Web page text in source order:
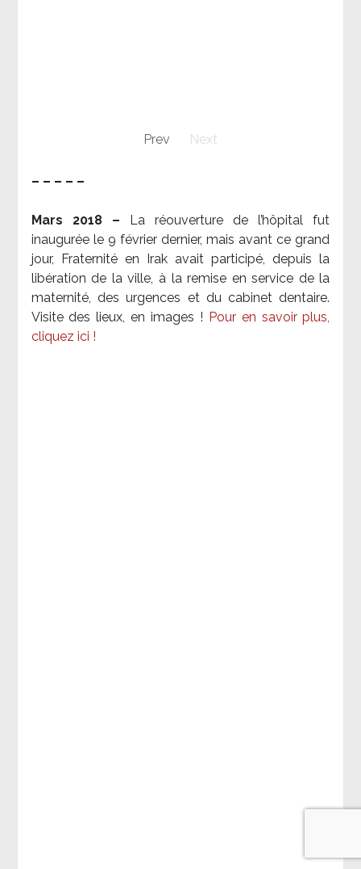
Prev Next
– – – – –
Mars 2018 –
La réouverture de l’hôpital fut
inaugurée le 9 février dernier, mais avant ce grand
jour, Fraternité en Irak avait participé, depuis la
libération de la ville, à la remise en service de la
maternité, des urgences et du cabinet dentaire.
Visite des lieux, en images ! Pour en savoir plus,
cliquez ici !